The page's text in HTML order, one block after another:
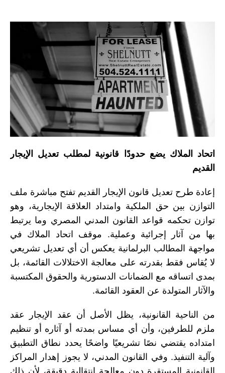
اتحاد الملاك يضع حدودًا قانونية لمطلب تعديل الإيجار
القديم
إعادة طرح تعديل قانون الإيجار القديم تفتح مباشرة ملف
التوازن بين حق الملكية وامتداد العلاقة الإيجارية، وهو
توازن تحكمه قواعد القانون المدني المصري وما يرتبط
بها من آثار إجرائية وعملية. موقف اتحاد الملاك في
مواجهة المطالب البرلمانية يعكس أن أي تعديل تشريعي
لا يُقاس فقط بقدرته على معالجة الاختلالات القائمة، بل
بمدى اتساقه مع الضمانات الدستورية والحقوق المكتسبة
والآثار المتولدة عن العقود القائمة.
من الناحية القانونية، يظل الأصل أن عقد الإيجار عقد
ملزم للطرفين، وأن أي مساس بمدته أو آثاره أو تنظيم
امتداده يقتضي نصًا تشريعيًا واضحًا يحدد نطاق التطبيق
وآلية التنفيذ. وفي القانون المدني، لا يجوز إهدار المراكز